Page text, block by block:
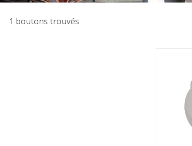
1 boutons trouvés